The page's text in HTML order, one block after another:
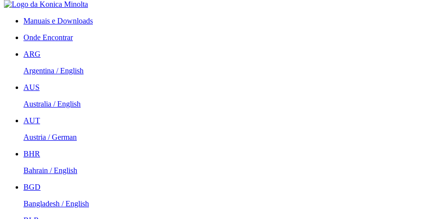
Manuais e Downloads
Onde Encontrar
ARG
Argentina / English
AUS
Australia / English
AUT
Austria / German
BHR
Bahrain / English
BGD
Bangladesh / English